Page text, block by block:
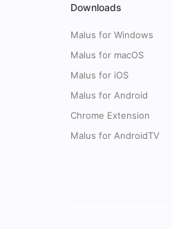
Downloads
Malus for Windows
Malus for macOS
Malus for iOS
Malus for Android
Chrome Extension
Malus for AndroidTV